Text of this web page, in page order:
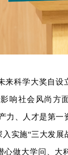
来科学大奖自
响社会风尚方
力、人才是第
实施“三大发
心做大学问、